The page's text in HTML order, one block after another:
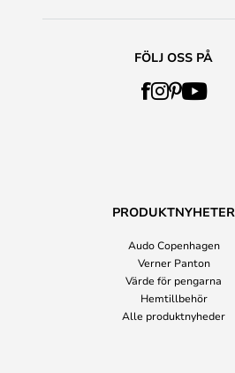
FÖLJ OSS PÅ
PRODUKTNYHETER
Audo Copenhagen
Verner Panton
Värde för pengarna
Hemtillbehör
Alle produktnyheder